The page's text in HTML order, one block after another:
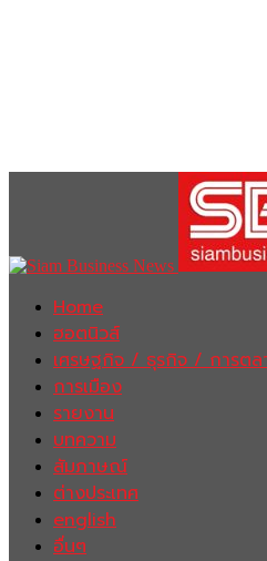
Home
ฮอตนิวส์
เศรษฐกิจ / ธุรกิจ / การตล
การเมือง
รายงาน
บทความ
สัมภาษณ์
ต่างประเทศ
english
อื่นๆ